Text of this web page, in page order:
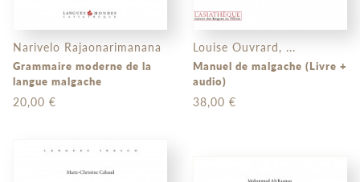
Narivelo Rajaonarimanana
Grammaire moderne de la
langue malgache
20,00 €
Louise Ouvrard, ...
Manuel de malgache (Livre +
audio)
38,00 €